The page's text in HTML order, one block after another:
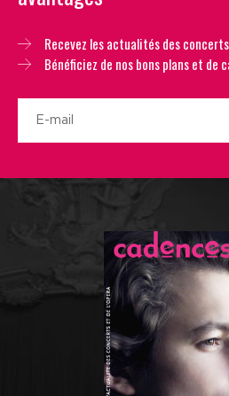
Recevez les actualités des
Bénéficiez de nos bons plans et de